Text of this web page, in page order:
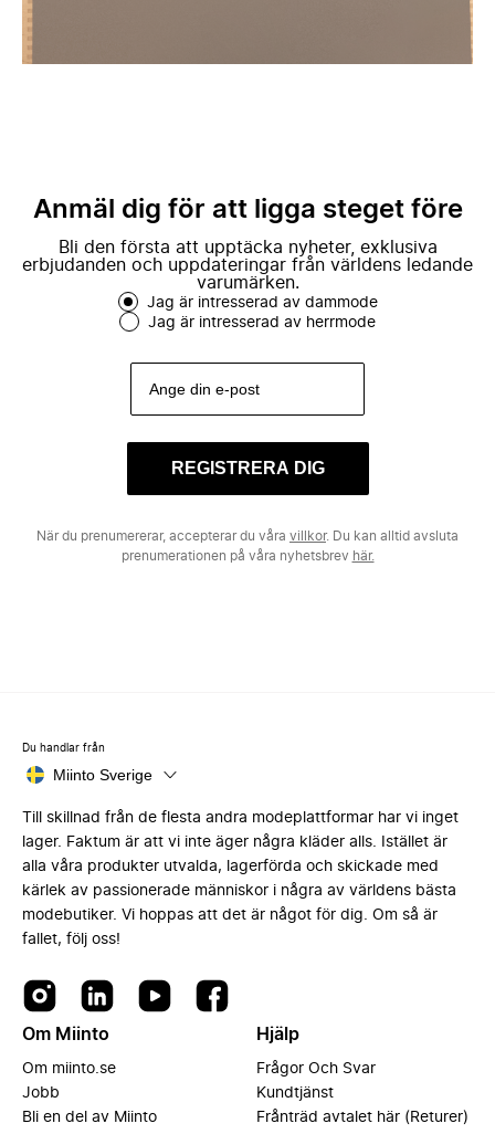
Anmäl dig för att ligga steget före
Bli den första att upptäcka nyheter, exklusiva
erbjudanden och uppdateringar från världens ledande
varumärken.
Jag är intresserad av dammode
Jag är intresserad av herrmode
REGISTRERA DIG
När du prenumererar, accepterar du våra villkor. Du kan alltid avsluta
prenumerationen på våra nyhetsbrev här.
Du handlar från
Miinto Sverige
Till skillnad från de flesta andra modeplattformar har vi inget
lager. Faktum är att vi inte äger några kläder alls. Istället är
alla våra produkter utvalda, lagerförda och skickade med
kärlek av passionerade människor i några av världens bästa
modebutiker. Vi hoppas att det är något för dig. Om så är
fallet, följ oss!
Om Miinto
Om miinto.se
Jobb
Bli en del av Miinto
Hjälp
Frågor Och Svar
Kundtjänst
Frånträd avtalet här (Returer)